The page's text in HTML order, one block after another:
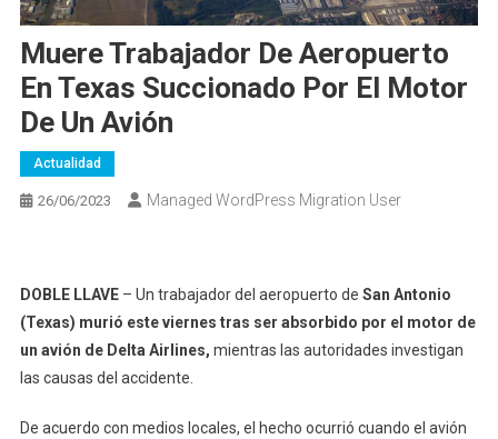
Muere Trabajador De Aeropuerto
En Texas Succionado Por El Motor
De Un Avión
Actualidad
26/06/2023 Managed WordPress Migration User
DOBLE LLAVE– Un trabajador del aeropuerto de San Antonio
(Texas) murió este viernes tras ser absorbido por el motor de
un avión de Delta Airlines, mientras las autoridades investigan
las causas del accidente.
De acuerdo con medios locales, el hecho ocurrió cuando el avión